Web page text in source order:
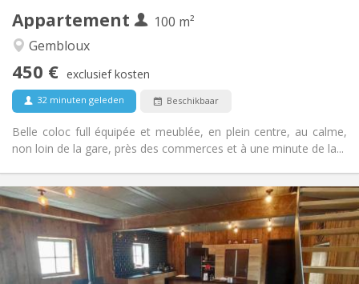
Appartement
100 m²
Gembloux
450 € exclusief kosten
32 minuten geleden Beschikbaar
Belle coloc full équipée et meublée, en plein centre, au calme,
non loin de la gare, près des commerces et à une minute de la...
Praktische Informatie
Huur:
460 €
Kosten:
80 €
Duur:
12 maanden, 11 maanden, 10 maanden
Domiciliëring:
Toegelaten